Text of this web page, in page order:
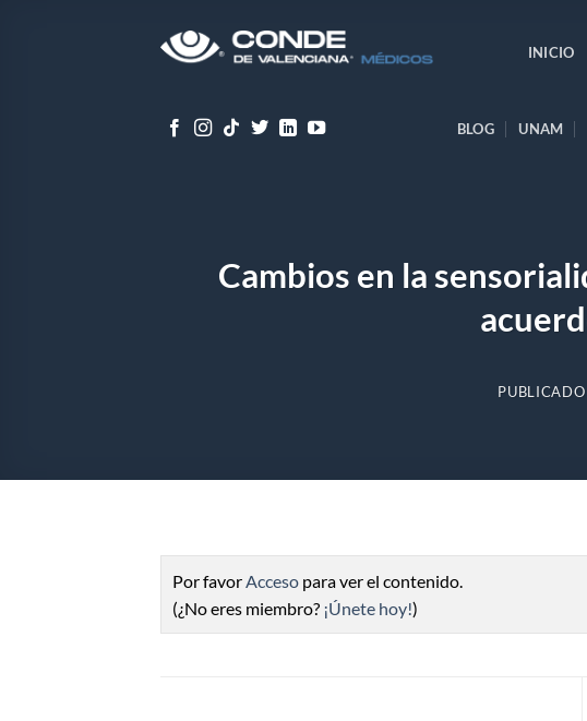
INICIO
BLOG UNAM
Cambios en la
PUBLICADO
Por favorAcceso para ver el contenido.
(¿No eres miembro? ¡Únete hoy!)